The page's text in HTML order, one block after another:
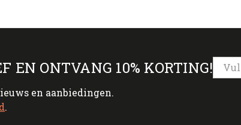
EN ONTVANG 10% KORTING!
en aanbiedingen.
.